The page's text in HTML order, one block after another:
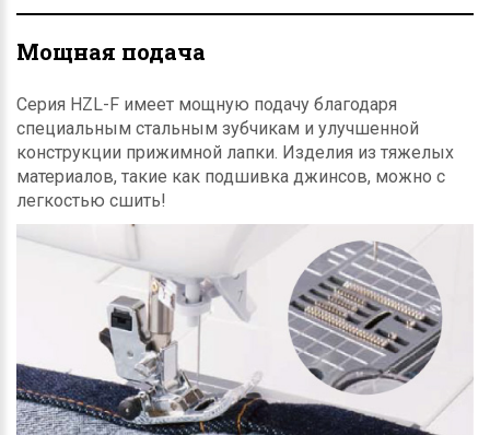
Мощная подача
Серия HZL-F имеет мощную подачу благодаря
специальным стальным зубчикам и улучшенной
конструкции прижимной лапки. Изделия из тяжелых
материалов, такие как подшивка джинсов, можно с
легкостью сшить!